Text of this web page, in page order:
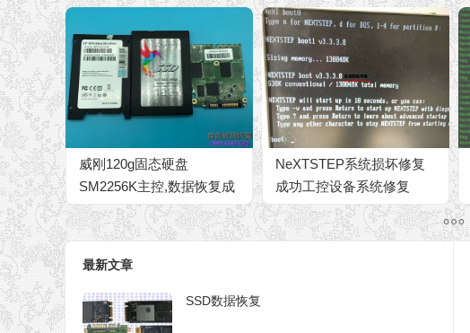
威刚120g固态硬盘
SM2256K主控,数据恢复成
功
NeXTSTEP系统损坏修复
成功工控设备系统修复
最新文章
SSD数据恢复